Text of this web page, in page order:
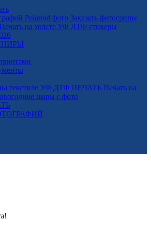
Polaroid фото Заказать фотосрипы
Печать на холсте УФ ДТФ стикеры
текстиле УФ ДТФ ПЕЧАТЬ Печать на
шары с фото